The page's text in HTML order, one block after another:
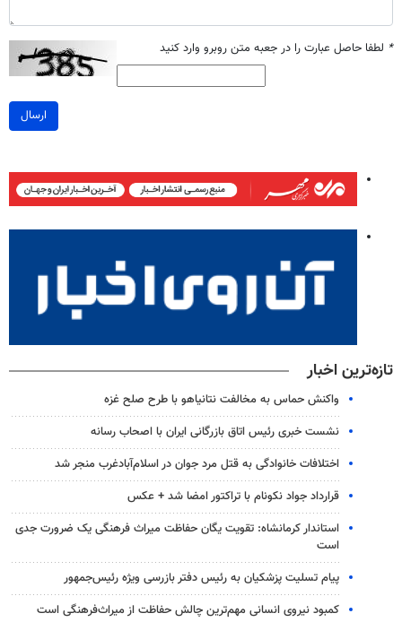
* لطفا حاصل عبارت را در جعبه متن روبرو وارد کنید
ارسال
تازه‌ترین اخبار
واکنش حماس به مخالفت نتانیاهو با طرح صلح غزه
نشست خبری رئیس اتاق بازرگانی ایران با اصحاب رسانه
اختلافات خانوادگی به قتل مرد جوان در اسلام‌آبادغرب منجر شد
قرارداد جواد نکونام با تراکتور امضا شد + عکس
استاندار کرمانشاه: تقویت یگان حفاظت میراث فرهنگی یک ضرورت جدی
است
پیام تسلیت پزشکیان به رئیس دفتر بازرسی ویژه رئیس‌جمهور
کمبود نیروی انسانی مهم‌ترین چالش حفاظت از میراث‌فرهنگی است